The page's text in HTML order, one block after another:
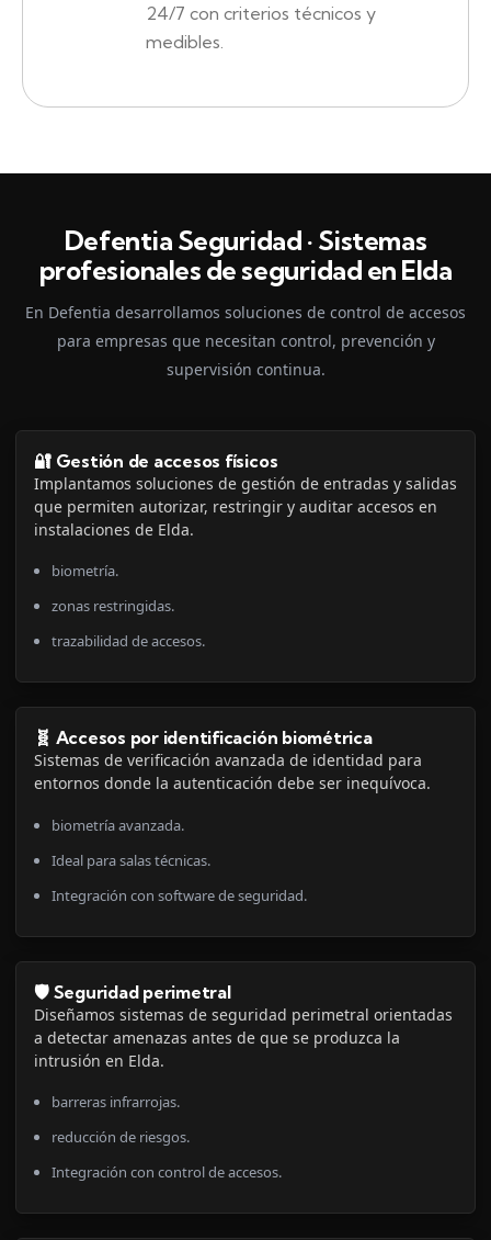
24/7 con criterios técnicos y
medibles.
Defentia Seguridad · Sistemas
profesionales de seguridad en Elda
En Defentia desarrollamos soluciones de control de accesos
para empresas que necesitan control, prevención y
supervisión continua.
🔐 Gestión de accesos físicos
Implantamos soluciones de gestión de entradas y salidas
que permiten autorizar, restringir y auditar accesos en
instalaciones de Elda.
biometría.
zonas restringidas.
trazabilidad de accesos.
🧬 Accesos por identificación biométrica
Sistemas de verificación avanzada de identidad para
entornos donde la autenticación debe ser inequívoca.
biometría avanzada.
Ideal para salas técnicas.
Integración con software de seguridad.
🛡️ Seguridad perimetral
Diseñamos sistemas de seguridad perimetral orientadas
a detectar amenazas antes de que se produzca la
intrusión en Elda.
barreras infrarrojas.
reducción de riesgos.
Integración con control de accesos.